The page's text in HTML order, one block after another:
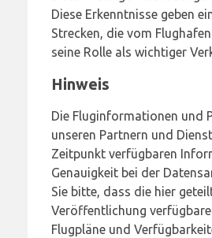
Diese Erkenntnisse geben
Strecken, die vom
seine Rolle als wichtiger
Hinweis
Die Fluginformationen und
unseren Partnern und
Zeitpunkt verfügbaren
Genauigkeit bei der
Sie bitte, dass die hier
Veröffentlichung
Flugpläne und